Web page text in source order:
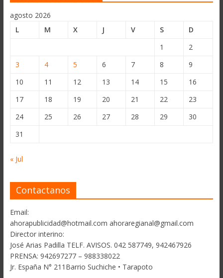
agosto 2026
L
M X J V S
D
1
2
3
4 5 6 7 8
9
10
11 12 13 14 15
16
17
18 19 20 21 22
23
24
25 26 27 28 29
30
31
« Jul
Contactanos
Email:
ahorapublicidad@hotmail.com ahoraregianal@gmail.com
Director interino:
José Arias Padilla TELF. AVISOS. 042 587749, 942467926
PRENSA: 942697277 – 988338022
Jr. España N° 211Barrio Suchiche • Tarapoto